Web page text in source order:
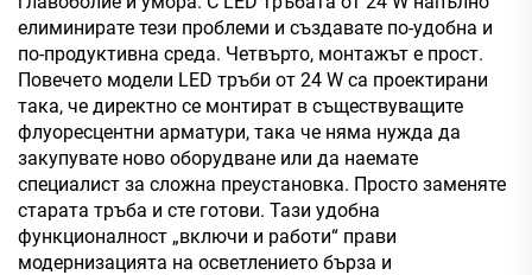
елиминирате тези проблеми и създавате по-удобна и
по-продуктивна среда. Четвърто, монтажът е прост.
Повечето модели LED тръби от 24 W са проектирани
така, че директно се монтират в съществуващите
флуоресцентни арматури, така че няма нужда да
закупувате ново оборудване или да наемате
специалист за сложна преустановка. Просто заменяте
старата тръба и сте готови. Тази удобна
функционалност „включи и работи“ прави
модернизацията на осветлението бърза и